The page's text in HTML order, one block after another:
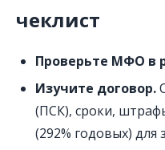
чеклист
Проверьте МФО в
Изучите договор.
(ПСК), сроки,
(292% годовых) для